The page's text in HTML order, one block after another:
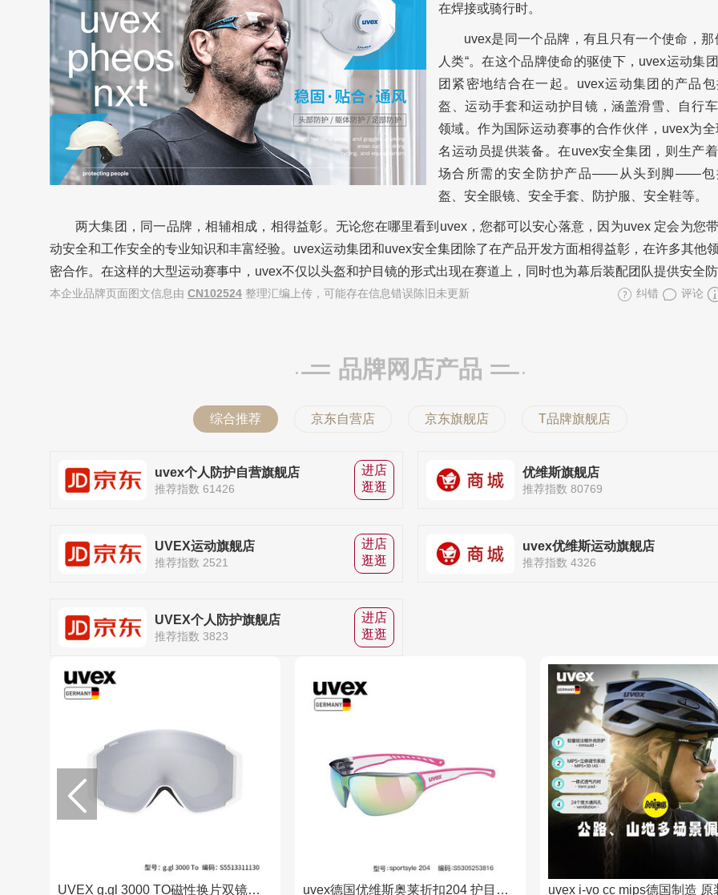
在焊接或骑行时。
uvex是同一个品牌，有且只有一个使命，那
人类“。在这个品牌使命的驱使下，uvex运动集
团紧密地结合在一起。uvex运动集团的产品
盔、运动手套和运动护目镜，涵盖滑雪、自行
领域。作为国际运动赛事的合作伙伴，uvex为
名运动员提供装备。在uvex安全集团，则生产
场合所需的安全防护产品——从头到脚——包
盔、安全眼镜、安全手套、防护服、安全鞋等。
两大集团，同一品牌，相辅相成，相得益彰。无论您在哪里看到uvex，您都可以安心落意，因为uvex 定会为您
动安全和工作安全的专业知识和丰富经验。uvex运动集团和uvex安全集团除了在产品开发方面相得益彰，在许多其他
密合作。在这样的大型运动赛事中，uvex不仅以头盔和护目镜的形式出现在赛道上，同时也为幕后装配团队提供安全
本企业品牌页面图文信息由 CN102524 整理汇编上传，可能存在信息错误陈旧未更新 纠错 评论
品牌网店产品
综合推荐 京东自营店 京东旗舰店 T品牌旗舰店
uvex个人防护自营旗舰店
推荐指数 61426
进店
逛逛
优维斯旗舰店
推荐指数 80769
UVEX运动旗舰店
推荐指数 2521
进店
逛逛
uvex优维斯运动旗舰店
推荐指数 4326
UVEX个人防护旗舰店
推荐指数 3823
进店
逛逛
UVEX g.gl 3000 TO磁性换片双镜片滑雪镜德国优维斯双层大柱面公园滑雪镜可卡近视镜单双板 哑光白-银/浅镭射金/透明.S1, S3 uvex德国优维斯奥莱折扣204 护目太阳镜骑行跑步运动眼镜防晒